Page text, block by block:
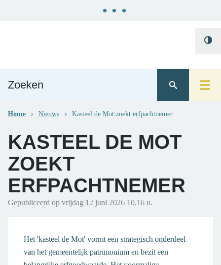
Home Nieuws Kasteel de Mot zoekt erfpachtnemer
KASTEEL DE MOT
ZOEKT
ERFPACHTNEMER
Gepubliceerd op vrijdag 12 juni 2026 10.16 u.
Het 'kasteel de Mot' vormt een strategisch onderdeel
van het gemeentelijk patrimonium en bezit een